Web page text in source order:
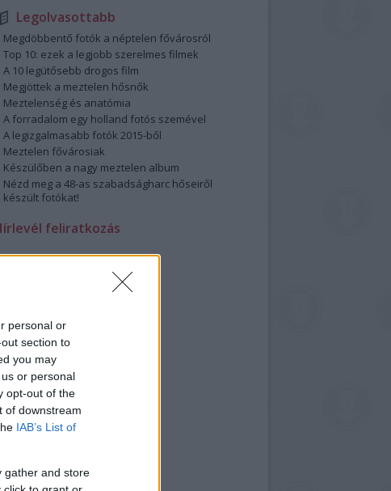
personal or
section to
you may
or personal
opt-out of the
of downstream
IAB’s List of
gather and store
Legolvasottabb
Megdöbbentő fotók a néptelen fővárosról
Top 10: ezek a legjobb szerelmes filmek
A 10 legütősebb drogos film
Megjöttek a meztelen hősnők
Meztelenség és anatómia
A forradalom egy holland fotós szemével
A legizgalmasabb fotók 2015-ből
Meztelen fővárosiak
Készülőben a nagy meztelen album
Nézd meg a 48-as szabadságharc hőseiről
készült fotókat!
feliratkozás